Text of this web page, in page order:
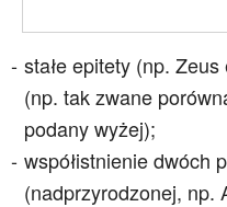
stałe epitety (np.
(np. tak zwane
podany wyżej);
współistnienie dwóch
(nadprzyrodzonej, np.